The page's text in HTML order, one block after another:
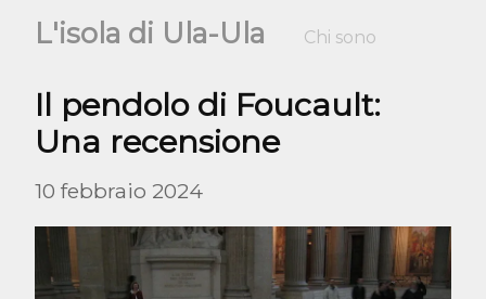
L'isola di Ula-Ula Chi sono
Il pendolo di Foucault:
Una recensione
10 febbraio 2024